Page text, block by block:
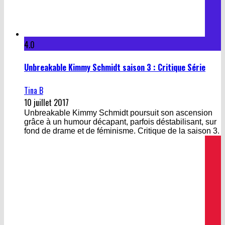
4.0
Unbreakable Kimmy Schmidt saison 3 : Critique Série
Tina B
10 juillet 2017
Unbreakable Kimmy Schmidt poursuit son ascension
grâce à un humour décapant, parfois déstabilisant, sur
fond de drame et de féminisme. Critique de la saison 3.